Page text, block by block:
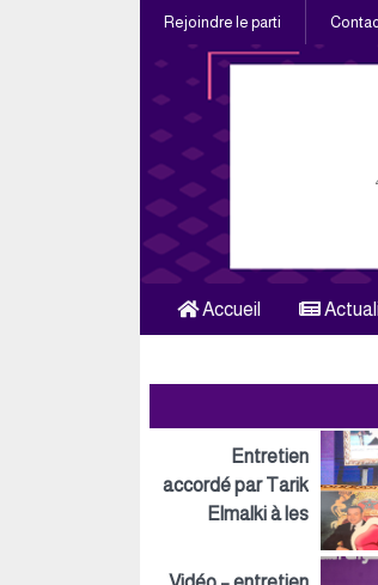
Rejoindre le parti
Accueil
Entretien
accordé par Tarik
Elmalki à les